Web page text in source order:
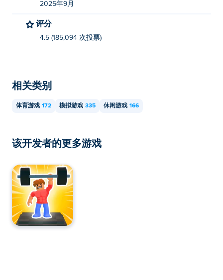
2025年9月
评分
4.5 (185,094 次投票)
相关类别
体育游戏 172 模拟游戏 335 休闲游戏 166
该开发者的更多游戏